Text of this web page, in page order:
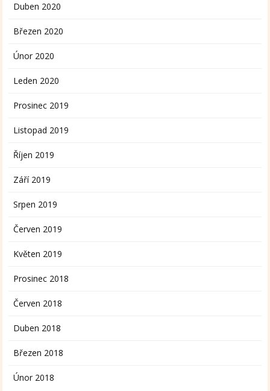
Duben 2020
Březen 2020
Únor 2020
Leden 2020
Prosinec 2019
Listopad 2019
Říjen 2019
Září 2019
Srpen 2019
Červen 2019
Květen 2019
Prosinec 2018
Červen 2018
Duben 2018
Březen 2018
Únor 2018